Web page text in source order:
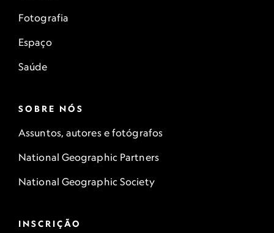
Fotografia
Espaço
Saúde
SOBRE NÓS
Assuntos, autores e fotógrafos
National Geographic Partners
National Geographic Society
INSCRIÇÃO